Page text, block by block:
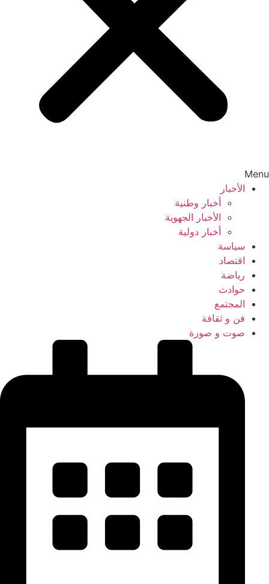
Menu
الأخبار
أخبار وطنية
الأخبار الجهوية
أخبار دولية
سياسة
اقتصاد
رياضة
حوادث
المجتمع
فن و ثقافة
صوت و صورة